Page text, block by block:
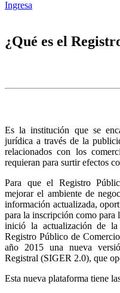
Ingresa
¿Qué es el
Es la institución que se
jurídica a través de la
relacionados con los
requieran para surtir efectos
Para que el Registro
mejorar el ambiente de
información actualizada,
para la inscripción como para
inició la actualización de
Registro Público de
año 2015 una nueva
Registral (SIGER 2.0), que
Esta nueva plataforma tiene